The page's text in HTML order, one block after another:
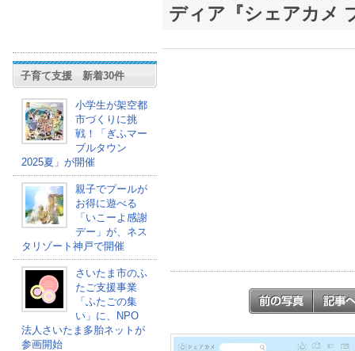
子育て支援 新着30件
小学生が架空都
市づくりに挑
戦！「ぎふマー
ブルタウン
2025夏」が開催
親子でプールが
お得に遊べる
「いこーよ感謝
デー」が、ネス
タリゾート神戸で開催
さいたま市のふ
たご支援事業
「ふたごの集
い」に、NPO
法人さいたま多胎ネットが
参画開始
ディア『シェアカメ